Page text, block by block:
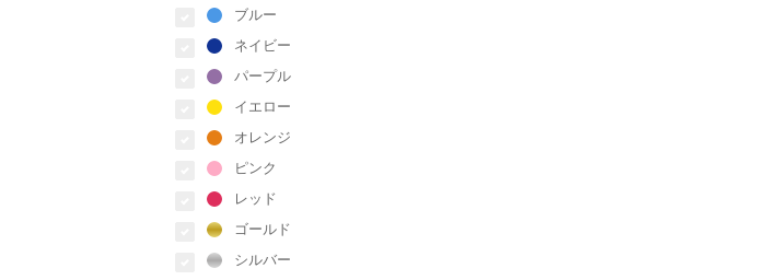
ブルー
ネイビー
パープル
イエロー
オレンジ
ピンク
レッド
ゴールド
シルバー